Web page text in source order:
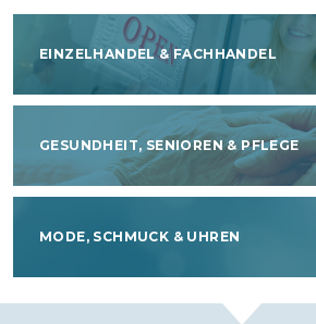
EINZELHANDEL & FACHHANDEL
GESUNDHEIT, SENIOREN & PFLEGE
MODE, SCHMUCK & UHREN